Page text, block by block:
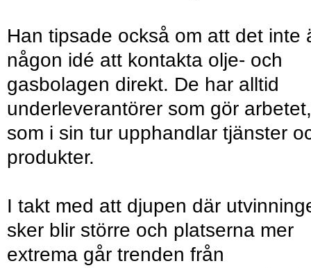
Han tipsade också om att det inte
någon idé att kontakta olje- och
gasbolagen direkt. De har alltid
underleverantörer som gör arbetet,
som i sin tur upphandlar tjänster
produkter.
I takt med att djupen där
sker blir större och platserna mer
extrema går trenden från